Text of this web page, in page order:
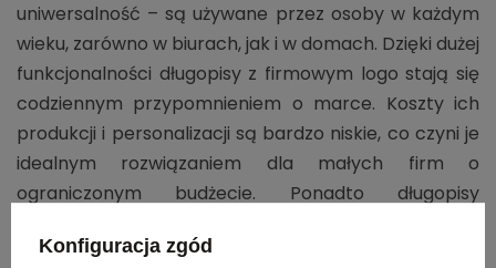
uniwersalność – są używane przez osoby w każdym
wieku, zarówno w biurach, jak i w domach. Dzięki dużej
funkcjonalności długopisy z firmowym logo stają się
codziennym przypomnieniem o marce. Koszty ich
produkcji i personalizacji są bardzo niskie, co czyni je
idealnym rozwiązaniem dla małych firm o
ograniczonym budżecie. Ponadto długopisy
czy w pakietach powitalnych dla klientów. To idealne
Konfiguracja zgód